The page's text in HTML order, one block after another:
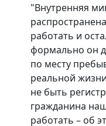
"Внутренняя
работать и
формально он
по месту
реальной
не быть
гражданина
работать – об